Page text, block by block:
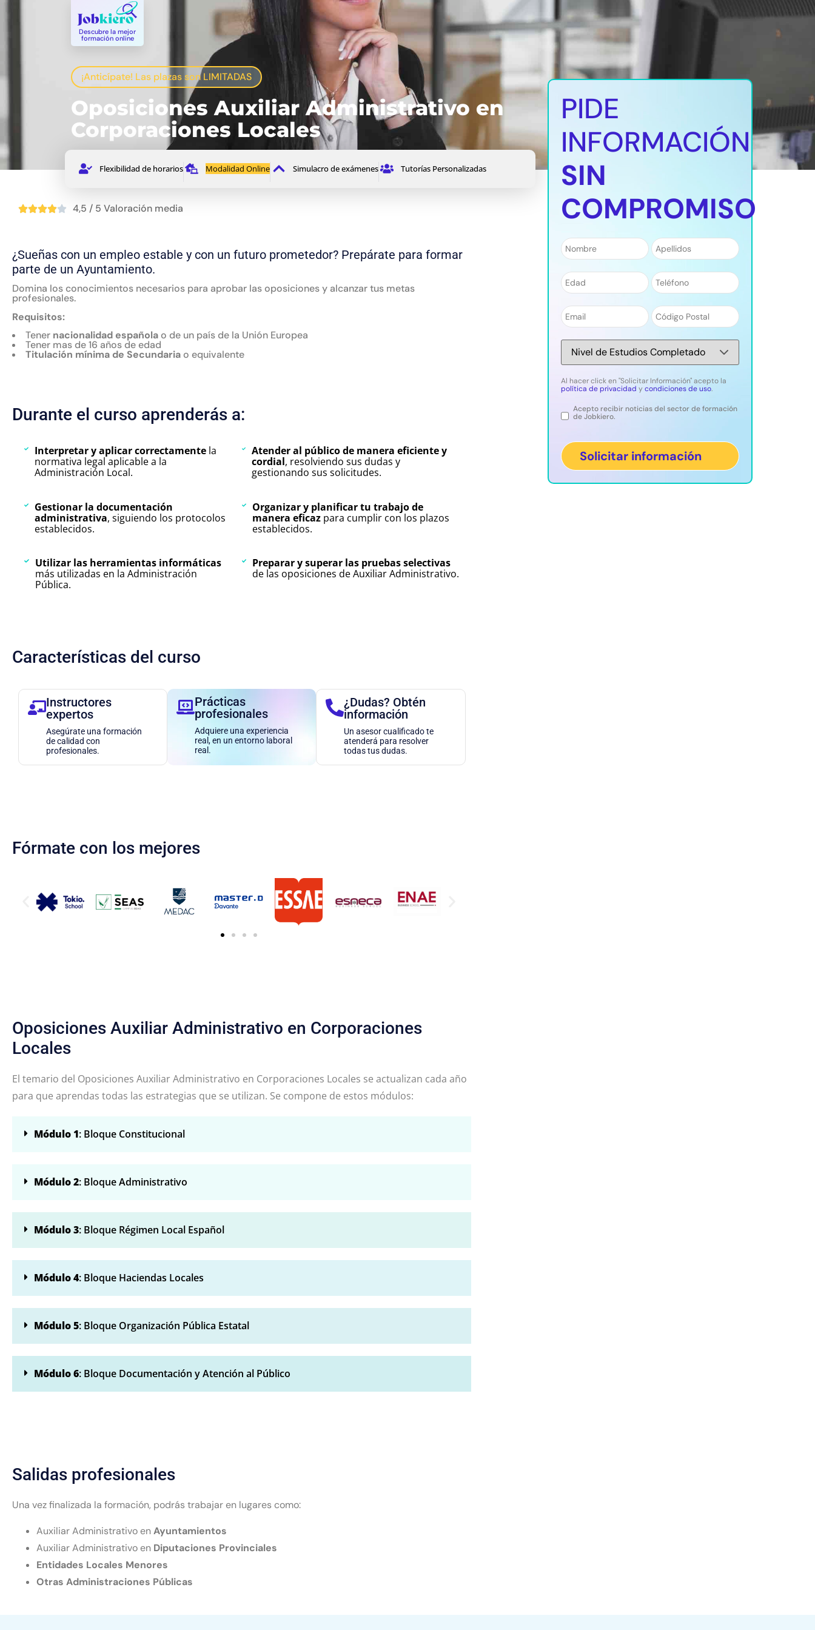
Descubre la mejor
formación online
¡Anticípate! Las plazas son LIMITADAS
Oposiciones Auxiliar Administrativo en
Corporaciones Locales
Flexibilidad de horarios Modalidad Online Simulacro de exámenes Tutorías Personalizadas
PIDE
INFORMACIÓN
SIN
COMPROMISO
Nombre* Apellidos*
Número* Teléfono*
Email* Código
Postal*
Nivel
Estudios*
Al hacer click en "Solicitar Información" acepto la
política de privacidad ycondiciones de uso.
LegalAcepto recibir noticias del sector de formación
de Jobkiero.
4,5 / 5 Valoración media
¿Sueñas con un empleo estable y con un futuro prometedor? Prepárate para formar
parte de un Ayuntamiento.
Domina los conocimientos necesarios para aprobar las oposiciones y alcanzar tus metas
profesionales.
Requisitos:
Tener nacionalidad española o de un país de la Unión Europea
Tener mas de 16 años de edad
Titulación mínima de Secundaria o equivalente
Durante el curso aprenderás a:
Interpretar y aplicar correctamentela
normativa legal aplicable a la
Administración Local.
Gestionar la documentación
administrativa, siguiendo los protocolos
establecidos.
Utilizar las herramientas informáticas
más utilizadas en la Administración
Pública.
Atender al público de manera eficiente y
cordial, resolviendo sus dudas y
gestionando sus solicitudes.
Organizar y planificar tu trabajo de
manera eficazpara cumplir con los plazos
establecidos.
Preparar y superar las pruebas selectivas
de las oposiciones de Auxiliar Administrativo.
Características del curso
Instructores
expertos
Asegúrate una formación
de calidad con
profesionales.
Prácticas
profesionales
Adquiere una experiencia
real, en un entorno laboral
real.
¿Dudas? Obtén
información
Un asesor cualificado te
atenderá para resolver
todas tus dudas.
Fórmate con los mejores
Oposiciones Auxiliar Administrativo en Corporaciones
Locales
El temario del Oposiciones Auxiliar Administrativo en Corporaciones Locales se actualizan cada año
para que aprendas todas las estrategias que se utilizan. Se compone de estos módulos:
Módulo 1: Bloque Constitucional
Módulo 2: Bloque Administrativo
Módulo 3: Bloque Régimen Local Español
Módulo 4: Bloque Haciendas Locales
Módulo 5: Bloque Organización Pública Estatal
Módulo 6: Bloque Documentación y Atención al Público
Salidas profesionales
Una vez finalizada la formación, podrás trabajar en lugares como:
Auxiliar Administrativo enAyuntamientos
Auxiliar Administrativo en Diputaciones Provinciales
Entidades Locales Menores
Otras Administraciones Públicas